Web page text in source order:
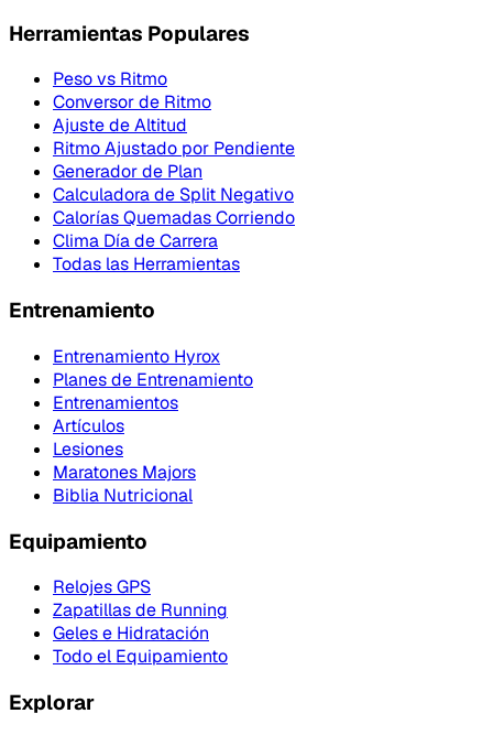
Herramientas Populares
Peso vs Ritmo
Conversor de Ritmo
Ajuste de Altitud
Ritmo Ajustado por Pendiente
Generador de Plan
Calculadora de Split Negativo
Calorías Quemadas Corriendo
Clima Día de Carrera
Todas las Herramientas
Entrenamiento
Entrenamiento Hyrox
Planes de Entrenamiento
Entrenamientos
Artículos
Lesiones
Maratones Majors
Biblia Nutricional
Equipamiento
Relojes GPS
Zapatillas de Running
Geles e Hidratación
Todo el Equipamiento
Explorar